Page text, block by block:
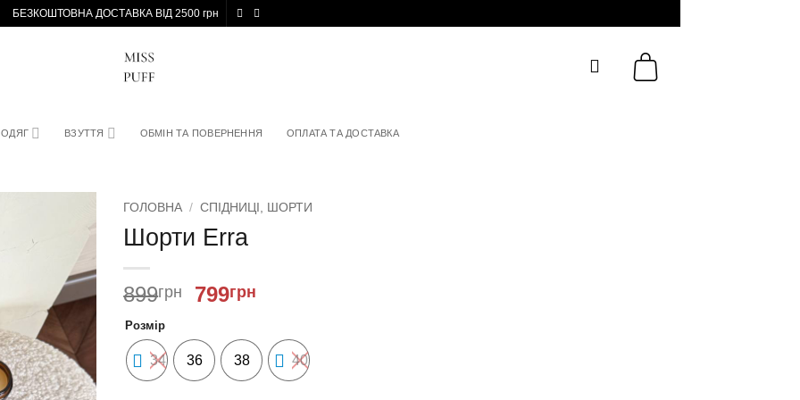
БЕЗКОШТОВНА ДОСТАВКА ВІД 2500 грн
ОДЯГ ВЗУТТЯ ОБМІН ТА ПОВЕРНЕННЯ ОПЛАТА ТА ДОСТАВКА
ГОЛОВНА / СПІДНИЦІ, ШОРТИ
Шорти Erra
899грн
Оригінальна
899
грн.
799грн
799
грн.
Розмір
34 36 38 40